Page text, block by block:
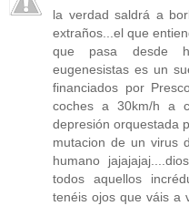
la verdad saldrá a
extraños...el que
que pasa desde
eugenesistas es un
financiados por
coches a 30km/h a
depresión orquestada
mutacion de un virus
humano
todos aquellos
tenéis ojos que váis a